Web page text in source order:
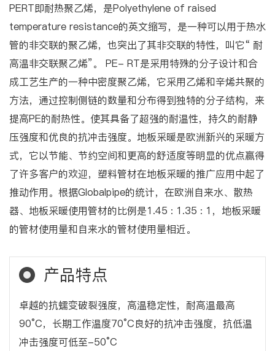
PERT即耐热聚乙烯，是Polyethylene of raised
temperature resistance的英文缩写，是一种可以用于热水
管的非交联的聚乙烯，也突出了其非交联的特性，叫它“ 耐
高温非交联聚乙烯”。 PE- RT是采用特殊的分子设计和合
成工艺生产的一种中密度聚乙烯，它采用乙烯和辛烯共聚的
方法，通过控制侧链的数量和分布得到独特的分子结构，来
提高PE的耐热性。使其具备了超强的耐温性，持久的耐静
压强度和优良的抗冲击强度。地板采暖是欧洲新兴的采暖方
式，它以节能、节约空间和更高的舒适度等明显的优点赢得
了许多客户的欢迎，塑料管材在地板采暖的推广应用中起了
推动作用。根据Globalpipe的统计，在欧洲自来水、散热
器、地板采暖使用管材的比例是1.45 : 1.35 : 1，地板采暖
的管材使用量和自来水的管材使用量相近。
产品特点
卓越的抗蠕变破裂强度，高温稳定性，耐高温最高
90°C，长期工作温度70°C良好的抗冲击强度，抗低温
冲击强度可低至-50°C